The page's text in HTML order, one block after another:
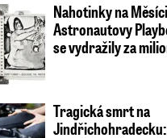
Nahotinky na
Astronautovy
se vydražily za
Tragická smrt na